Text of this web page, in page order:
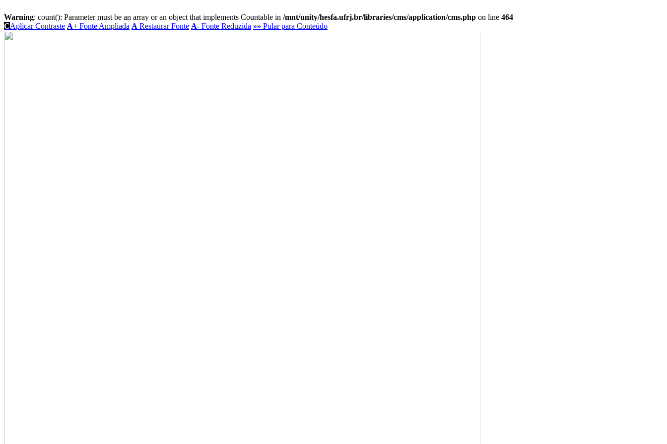
Warning: count(): Parameter must be an array or an object that implements Countable in /mnt/unity/hesfa.ufrj.br/libraries/cms/application/cms.php on line 464
CAplicar Contraste A+ Fonte Ampliada A Restaurar Fonte A- Fonte Reduzida »» Pular para Conteúdo